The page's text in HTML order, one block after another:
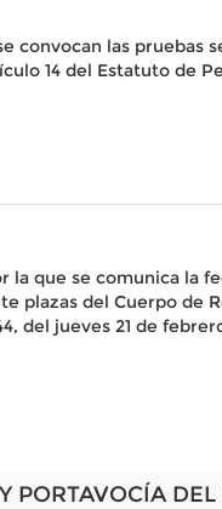
convocan las
14 del Estatuto de
la que se comunica
del Cuerpo de
del jueves 21 de
PORTAVOCÍA